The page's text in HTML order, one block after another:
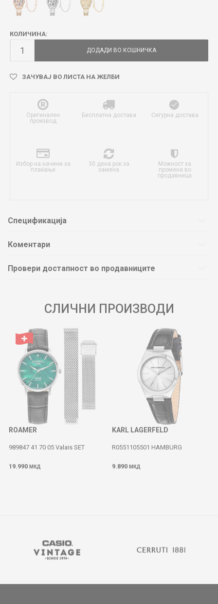
КОЛИЧИНА:
ДОДАДИ ВО КОШНИЧКА
ЗАЧУВАЈ ВО ЛИСТА НА ЖЕЛБИ
Оригинален
производ
Бесплатна достава Сигурна достава
Избор на начини за
плаќање
30 дена рок за
замена
Можност за
промена во
продавница
Спецификација
Коментари
Провери достапност во продавниците
СЛИЧНИ ПРОИЗВОДИ
ROAMER
989847 41 70 05 Valais SET
19.990 МКД
KARL LAGERFELD
R0551105501 HAMBURG
9.890 МКД